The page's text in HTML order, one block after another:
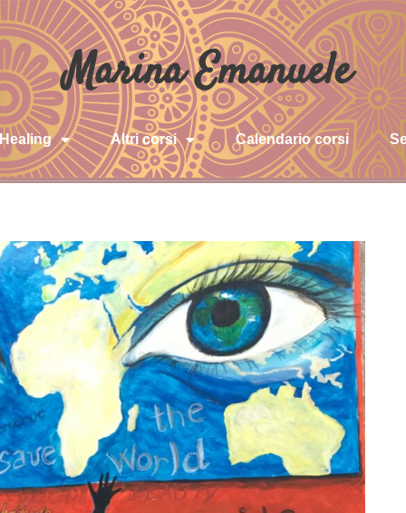
Marina Emanuele
Altri corsi Calendario corsi